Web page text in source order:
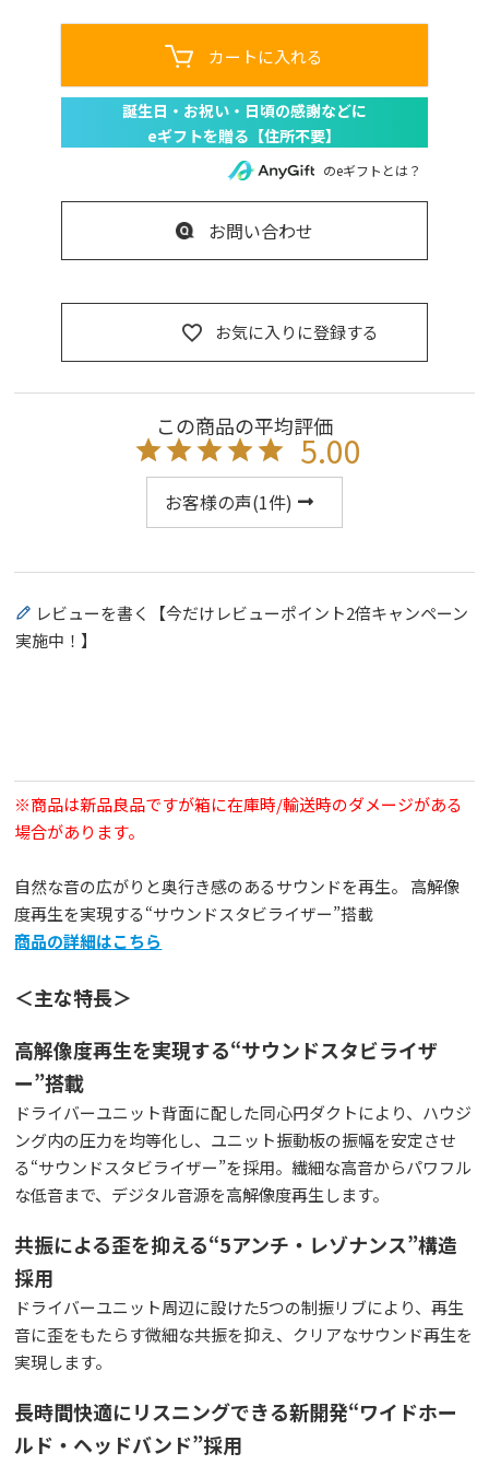
お気に入りに登録する
カートに入れる
のeギフトとは？
お問い合わせ
5.00
お客様の声(1件)
レビューを書く【今だけレビューポイント2倍キャンペーン
実施中！】
※商品は新品良品ですが箱に在庫時/輸送時のダメージがある
場合があります。
自然な音の広がりと奥行き感のあるサウンドを再生。 高解像
度再生を実現する“サウンドスタビライザー”搭載
商品の詳細はこちら
＜主な特長＞
高解像度再生を実現する“サウンドスタビライザ
ー”搭載
ドライバーユニット背面に配した同心円ダクトにより、ハウジ
ング内の圧力を均等化し、ユニット振動板の振幅を安定させ
る“サウンドスタビライザー”を採用。繊細な高音からパワフル
な低音まで、デジタル音源を高解像度再生します。
共振による歪を抑える“5アンチ・レゾナンス”構造
採用
ドライバーユニット周辺に設けた5つの制振リブにより、再生
音に歪をもたらす微細な共振を抑え、クリアなサウンド再生を
実現します。
長時間快適にリスニングできる新開発“ワイドホー
ルド・ヘッドバンド”採用